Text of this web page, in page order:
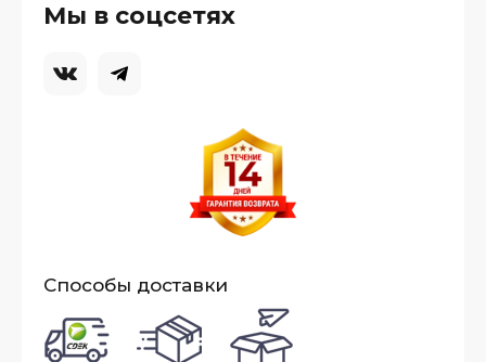
Мы в соцсетях
Способы доставки